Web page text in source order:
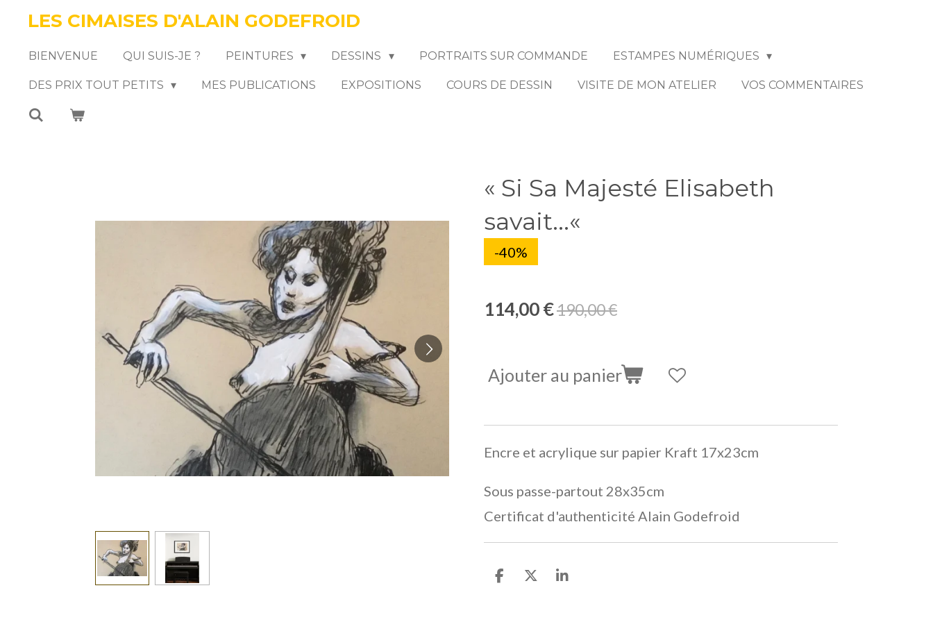
Passer
principal
LES CIMAISES D'ALAIN GODEFROID
BIENVENUE QUI SUIS-JE ? PEINTURES DESSINS PORTRAITS SUR COMMANDE ESTAMPES NUMÉRIQUES
DES PRIX TOUT PETITS MES PUBLICATIONS EXPOSITIONS COURS DE DESSIN VISITE DE MON ATELIER VOS COMMENTAIRES
« Si Sa Majesté Elisabeth
savait...«
-40%
114,00 €190,00 €
Ajouter au panier
Encre et acrylique sur papier Kraft 17x23cm
Sous passe-partout 28x35cm
Certificat d'authenticité Alain Godefroid
P
P
P